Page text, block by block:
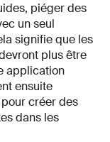
piéger des
un seul
signifie que les
plus être
application
ensuite
créer des
dans les